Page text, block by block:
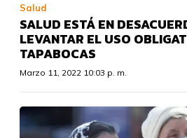
Salud
SALUD ESTÁ EN
LEVANTAR EL USO
TAPABOCAS
Marzo 11, 2022 10:03 p. m.